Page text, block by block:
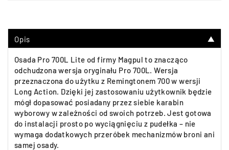
Opis ▼
Osada Pro 700L Lite od firmy Magpul to znacząco
odchudzona wersja oryginału Pro 700L. Wersja
przeznaczona do użytku z Remingtonem 700 w wersji
Long Action. Dzięki jej zastosowaniu użytkownik będzie
mógł dopasować posiadany przez siebie karabin
wyborowy w zależności od swoich potrzeb. Jest gotowa
do instalacji prosto po wyciągnięciu z pudełka – nie
wymaga dodatkowych przeróbek mechanizmów broni ani
samej osady.